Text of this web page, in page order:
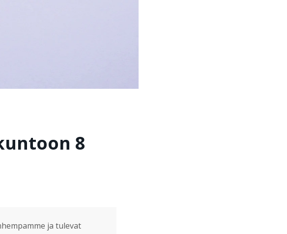
8
ja tulevat